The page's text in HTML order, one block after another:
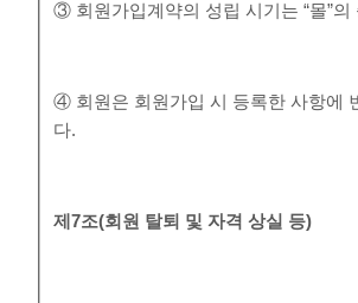
③ 회원가입계약의 성립 시기는 “몰”
④ 회원은 회원가입 시 등록한 사항에
다.
제7조(회원 탈퇴 및 자격 상실 등)